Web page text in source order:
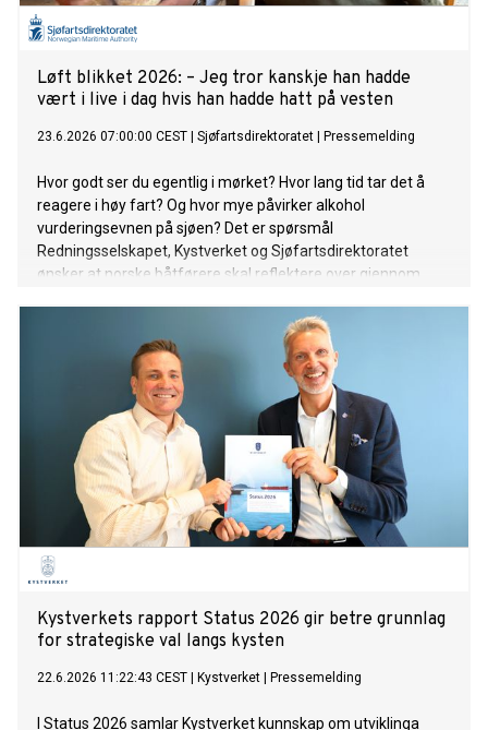
Løft blikket 2026: – Jeg tror kanskje han hadde
vært i live i dag hvis han hadde hatt på vesten
23.6.2026 07:00:00 CEST Sjøfartsdirektoratet Pressemelding
Hvor godt ser du egentlig i mørket? Hvor lang tid tar det å
reagere i høy fart? Og hvor mye påvirker alkohol
vurderingsevnen på sjøen? Det er spørsmål
Redningsselskapet, Kystverket og Sjøfartsdirektoratet
ønsker at norske båtførere skal reflektere over gjennom
Kystverkets rapport Status 2026 gir betre grunnlag
for strategiske val langs kysten
22.6.2026 11:22:43 CEST Kystverket Pressemelding
I Status 2026 samlar Kystverket kunnskap om utviklinga